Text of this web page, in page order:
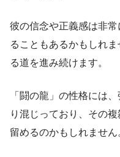
彼の信念や正義感は非
ることもあるかもしれ
る道を進み続けます。
「闘の龍」の性格には
り混じっており、その
留めるのかもしれません